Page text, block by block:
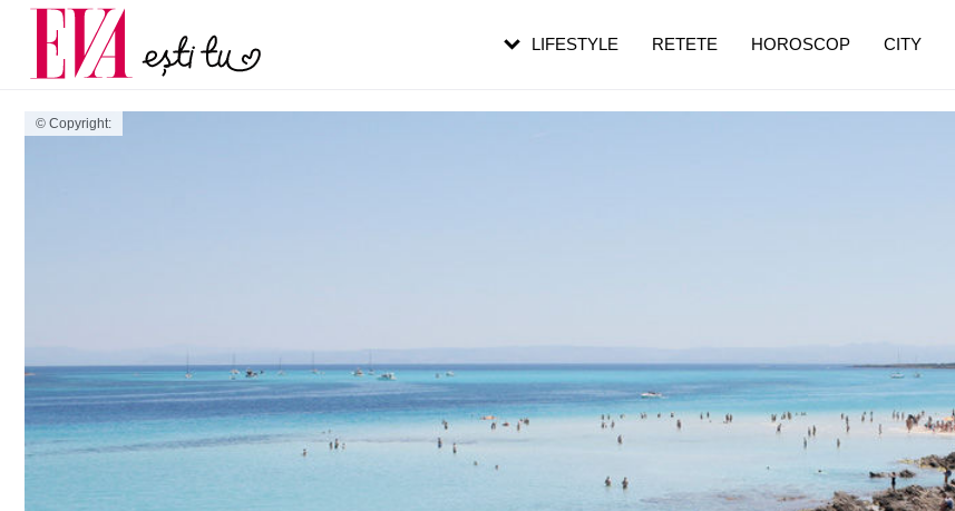
© Copyright:
LIFESTYLE RETETE HOROSCOP CITY
Carieră
Actualitate
pe măsură ce înaintezi în vârstă